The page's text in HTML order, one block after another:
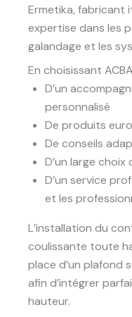
Ermetika, fabricant
expertise dans les
galandage et les
En choisissant
D’un
personnalisé
De produits
De conseils
D’un large
D’un service
et les
L’installation du
coulissante toute
place d’un plafond
afin d’intégrer
hauteur.